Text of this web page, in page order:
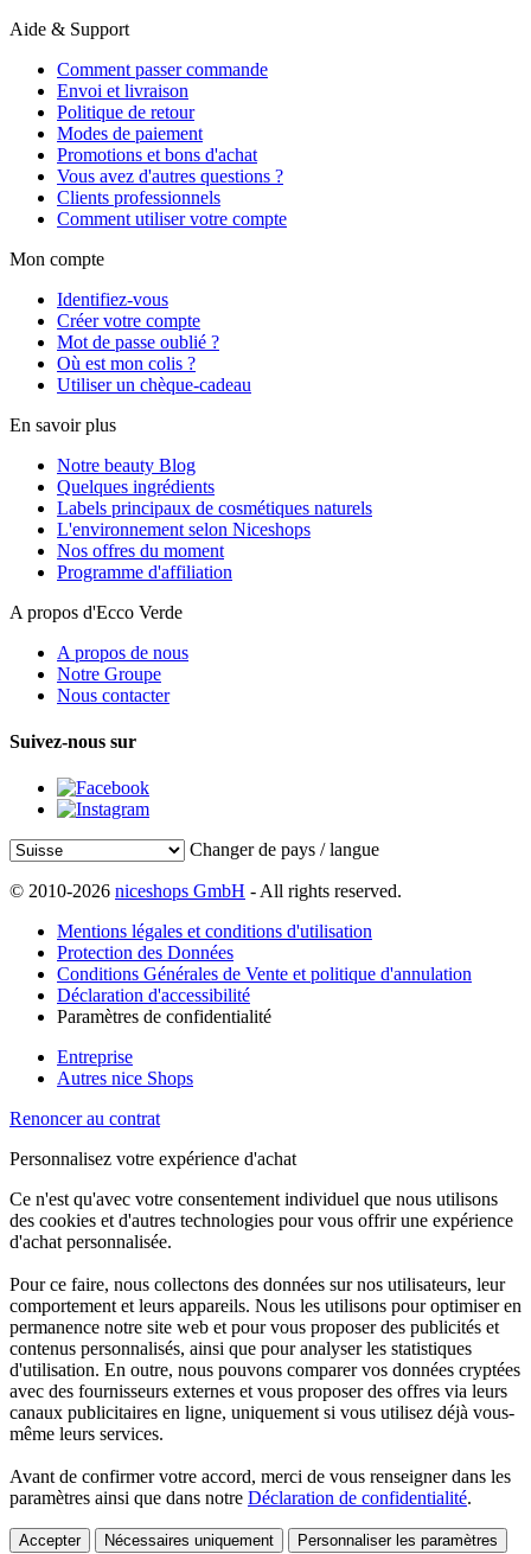
Aide & Support
Comment passer commande
Envoi et livraison
Politique de retour
Modes de paiement
Promotions et bons d'achat
Vous avez d'autres questions ?
Clients professionnels
Comment utiliser votre compte
Mon compte
Identifiez-vous
Créer votre compte
Mot de passe oublié ?
Où est mon colis ?
Utiliser un chèque-cadeau
En savoir plus
Notre beauty Blog
Quelques ingrédients
Labels principaux de cosmétiques naturels
L'environnement selon Niceshops
Nos offres du moment
Programme d'affiliation
A propos d'Ecco Verde
A propos de nous
Notre Groupe
Nous contacter
Suivez-nous sur
Changer de pays / langue
© 2010-2026 niceshops GmbH - All rights reserved.
Mentions légales et conditions d'utilisation
Protection des Données
Conditions Générales de Vente et politique d'annulation
Déclaration d'accessibilité
Paramètres de confidentialité
Entreprise
Autres nice Shops
Renoncer au contrat
Personnalisez votre expérience d'achat
Ce n'est qu'avec votre consentement individuel que nous utilisons
des cookies et d'autres technologies pour vous offrir une expérience
d'achat personnalisée.
Pour ce faire, nous collectons des données sur nos utilisateurs, leur
comportement et leurs appareils. Nous les utilisons pour optimiser en
permanence notre site web et pour vous proposer des publicités et
contenus personnalisés, ainsi que pour analyser les statistiques
d'utilisation. En outre, nous pouvons comparer vos données cryptées
avec des fournisseurs externes et vous proposer des offres via leurs
canaux publicitaires en ligne, uniquement si vous utilisez déjà vous-
même leurs services.
Avant de confirmer votre accord, merci de vous renseigner dans les
paramètres ainsi que dans notre Déclaration de confidentialité.
Accepter Nécessaires uniquement Personnaliser les paramètres